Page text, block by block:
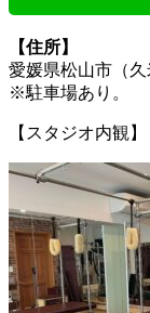
【住所】
愛媛県松山市（久
※駐車場あり。
【スタジオ内観】